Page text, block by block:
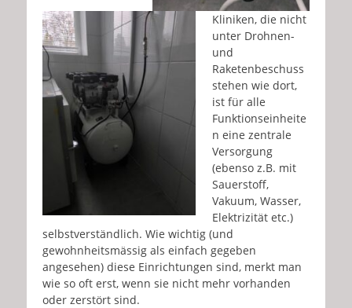
Kliniken, die nicht
unter Drohnen-
und
Raketenbeschuss
stehen wie dort,
ist für alle
Funktionseinheite
n eine zentrale
Versorgung
(ebenso z.B. mit
Sauerstoff,
Vakuum, Wasser,
Elektrizität etc.)
selbstverständlich. Wie wichtig (und
gewohnheitsmässig als einfach gegeben
angesehen) diese Einrichtungen sind, merkt man
wie so oft erst, wenn sie nicht mehr vorhanden
oder zerstört sind.